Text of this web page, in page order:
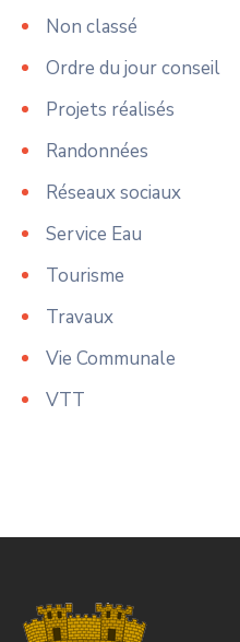
Non classé
Ordre du jour conseil
Projets réalisés
Randonnées
Réseaux sociaux
Service Eau
Tourisme
Travaux
Vie Communale
VTT